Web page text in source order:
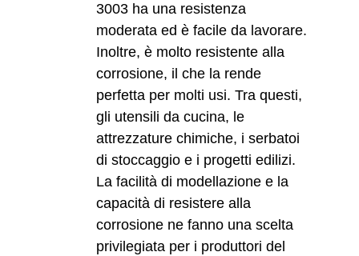
3003 ha una resistenza
moderata ed è facile da lavorare.
Inoltre, è molto resistente alla
corrosione, il che la rende
perfetta per molti usi. Tra questi,
gli utensili da cucina, le
attrezzature chimiche, i serbatoi
di stoccaggio e i progetti edilizi.
La facilità di modellazione e la
capacità di resistere alla
corrosione ne fanno una scelta
privilegiata per i produttori del